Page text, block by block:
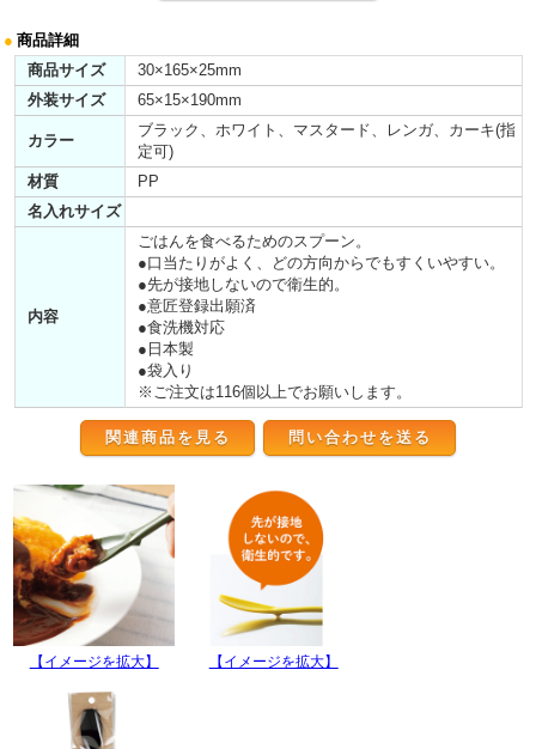
● 商品詳細
商品サイズ
30×165×25mm
外装サイズ
65×15×190mm
カラー
ブラック、ホワイト、マスタード、レンガ、カーキ(指
定可)
材質
PP
名入れサイズ
内容
ごはんを食べるためのスプーン。
●口当たりがよく、どの方向からでもすくいやすい。
●先が接地しないので衛生的。
●意匠登録出願済
●食洗機対応
●日本製
●袋入り
※ご注文は116個以上でお願いします。
関連商品を見る
【イメージを拡大】 【イメージを拡大】